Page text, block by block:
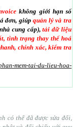
không giới hạn số
đơn, giúpquản lý và tra
cung cấp),tải dữ liệu
tình trạng thay thế hoá
chính xác, kiểm tra
mem-tai-du-lieu-hoa-
có thể đã được sửa đổi,